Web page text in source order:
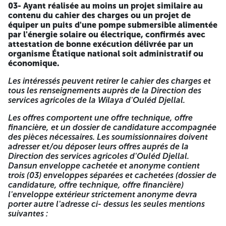
les points d'eau pastoraux et agricoles de la wilaya de
Ouléd djellal.
La Direction des services agricoles de La Wilaya d'Ouléd
Djellal lance un appel d'offre national ouvert avec
exigence de capacités minimales pour l'exécution de
projet :
Équipement d'énergie solaire pour les points d'eau
pastoraux et agricoles la wilaya de Ouled djellal.
Les entreprises qualifiées ayant les capacités suivantes :
01-Attestation de qualification et catégorie trois et plus
en hydraulique, activité principale ou secondaire ou
activité bâtiment principal ou secondaire.
03- Ayant réalisée au moins un projet similaire au
contenu du cahier des charges ou un projet de équiper
un puits d'une pompe submersible alimentée par
l'énergie solaire ou électrique, confirmés avec
attestation de bonne exécution délivrée par un
organisme Étatique national soit administratif ou
économique.
03- Ayant réalisée au moins un projet similaire au
contenu du cahier des charges ou un projet de
équiper un puits d'une pompe submersible alimentée
par l'énergie solaire ou électrique, confirmés avec
attestation de bonne exécution délivrée par un
organisme Étatique national soit administratif ou
économique.
Les intéressés peuvent retirer le cahier des charges et
tous les renseignements auprès de la Direction des
services agricoles de la Wilaya d'Ouléd Djellal.
Les offres comportent une offre technique, offre
financière, et un dossier de candidature accompagnée
des pièces nécessaires. Les soumissionnaires doivent
adresser et/ou déposer leurs offres auprés de la
Direction des services agricoles d'Ouléd Djellal.
Dansun enveloppe cachetée et anonyme contient
trois (03) enveloppes séparées et cachetées (dossier de
candidature, offre technique, offre financière)
l'enveloppe extérieur strictement anonyme devra
porter autre l'adresse ci- dessus les seules mentions
suivantes :